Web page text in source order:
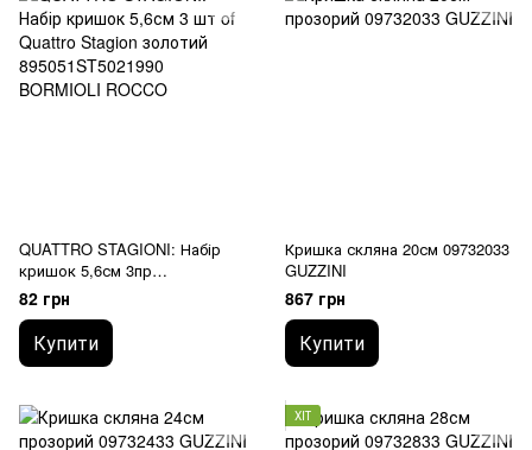
QUATTRO STAGIONI: Набір
кришок 5,6см 3пр
895051ST5021990 BORMIOLI
ROCCO
82 грн
Купити
Кришка скляна 20см 09732033
GUZZINI
867 грн
Купити
ХІТ